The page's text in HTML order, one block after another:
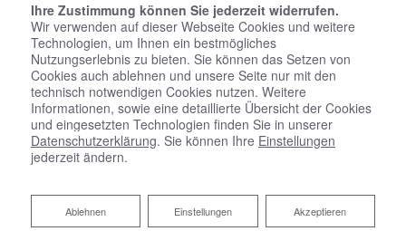
Ihre Zustimmung können Sie jederzeit widerrufen.
Wir verwenden auf dieser Webseite Cookies und weitere
Technologien, um Ihnen ein bestmögliches
Nutzungserlebnis zu bieten. Sie können das Setzen von
Cookies auch ablehnen und unsere Seite nur mit den
technisch notwendigen Cookies nutzen. Weitere
Informationen, sowie eine detaillierte Übersicht der Cookies
und eingesetzten Technologien finden Sie in unserer
Datenschutzerklärung. Sie können Ihre Einstellungen
jederzeit ändern.
Akzeptieren
Einstellungen
Ablehnen
Ablehnen